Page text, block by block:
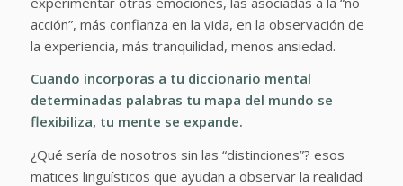
acción”, más confianza en la vida, en la observación de
la experiencia, más tranquilidad, menos ansiedad.
Cuando incorporas a tu diccionario mental
determinadas palabras tu mapa del mundo se
flexibiliza, tu mente se expande.
¿Qué sería de nosotros sin las “distinciones”? esos
matices lingüísticos que ayudan a observar la realidad